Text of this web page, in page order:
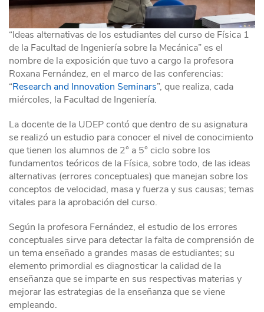
“Ideas alternativas de los estudiantes del curso de Física 1
de la Facultad de Ingeniería sobre la Mecánica” es el
nombre de la exposición que tuvo a cargo la profesora
Roxana Fernández, en el marco de las conferencias:
“Research and Innovation Seminars”, que realiza, cada
miércoles, la Facultad de Ingeniería.
La docente de la UDEP contó que dentro de su asignatura
se realizó un estudio para conocer el nivel de conocimiento
que tienen los alumnos de 2° a 5° ciclo sobre los
fundamentos teóricos de la Física, sobre todo, de las ideas
alternativas (errores conceptuales) que manejan sobre los
conceptos de velocidad, masa y fuerza y sus causas; temas
vitales para la aprobación del curso.
Según la profesora Fernández, el estudio de los errores
conceptuales sirve para detectar la falta de comprensión de
un tema enseñado a grandes masas de estudiantes; su
elemento primordial es diagnosticar la calidad de la
enseñanza que se imparte en sus respectivas materias y
mejorar las estrategias de la enseñanza que se viene
empleando.